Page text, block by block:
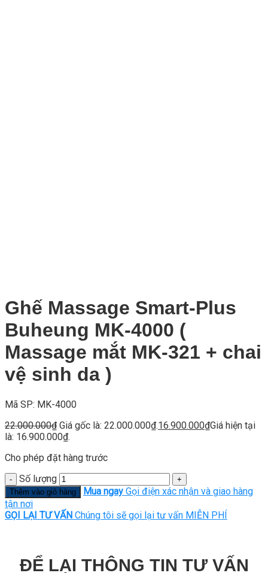
Ghế Massage Smart-Plus
Buheung MK-4000 (
Massage mắt MK-321 + chai
vệ sinh da )
Mã SP: MK-4000
22.000.000₫ Giá gốc là: 22.000.000₫.16.900.000₫Giá hiện tại
là: 16.900.000₫.
Cho phép đặt hàng trước
Số lượng
Thêm vào giỏ hàng Mua ngay Gọi điện xác nhận và giao hàng
tận nơi
GỌI LẠI TƯ VẤN Chúng tôi sẽ gọi lại tư vấn MIỄN PHÍ
ĐỂ LẠI THÔNG TIN TƯ VẤN